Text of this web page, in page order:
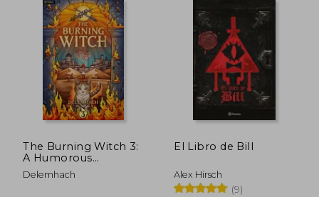
45%
dcto. $ 26.93
45%
dcto.
The Burning Witch 3:
A Humorous
Romantic Fantasy (en
Inglés)
Delemhach
El Libro de Bill
Alex Hirsch
(9)